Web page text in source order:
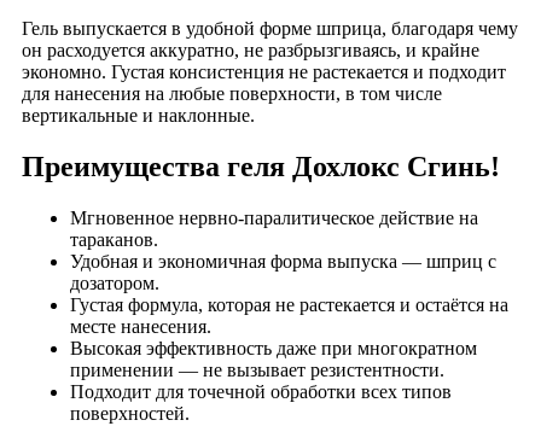
Гель выпускается в удобной форме шприца, благодаря чему
он расходуется аккуратно, не разбрызгиваясь, и крайне
экономно. Густая консистенция не растекается и подходит
для нанесения на любые поверхности, в том числе
вертикальные и наклонные.
Преимущества геля Дохлокс Сгинь!
Мгновенное нервно-паралитическое действие на
тараканов.
Удобная и экономичная форма выпуска — шприц с
дозатором.
Густая формула, которая не растекается и остаётся на
месте нанесения.
Высокая эффективность даже при многократном
применении — не вызывает резистентности.
Подходит для точечной обработки всех типов
поверхностей.